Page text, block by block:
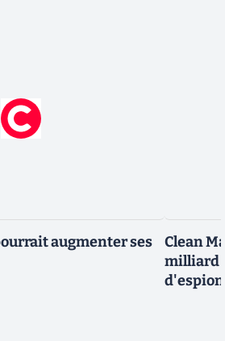
augmenter ses
Clean
milliard